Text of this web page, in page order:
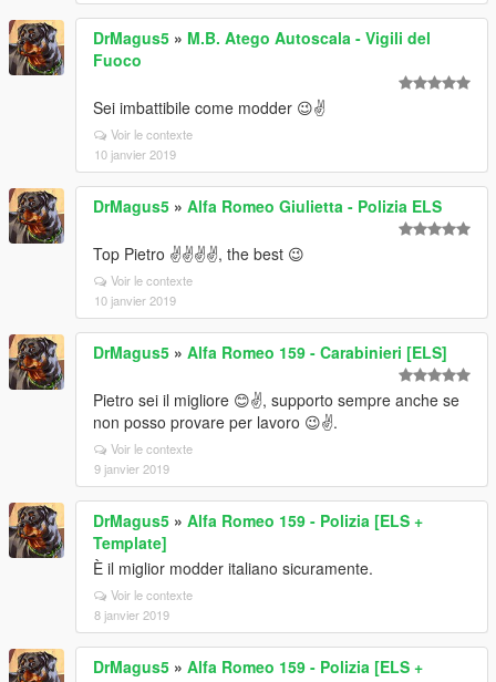
DrMagus5 » M.B. Atego Autoscala - Vigili del
Fuoco
Sei imbattibile come modder 😉✌️
Voir le contexte
10 janvier 2019
DrMagus5 » Alfa Romeo Giulietta - Polizia ELS
Top Pietro ✌️✌️✌️✌️, the best 😉
Voir le contexte
10 janvier 2019
DrMagus5 » Alfa Romeo 159 - Carabinieri [ELS]
Pietro sei il migliore 😊✌️, supporto sempre anche se
non posso provare per lavoro 😉✌️.
Voir le contexte
9 janvier 2019
DrMagus5 » Alfa Romeo 159 - Polizia [ELS +
Template]
È il miglior modder italiano sicuramente.
Voir le contexte
8 janvier 2019
DrMagus5 » Alfa Romeo 159 - Polizia [ELS +